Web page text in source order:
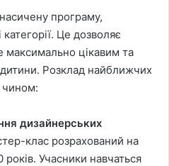
програму,
категорії. Це дозволяє
максимально цікавим та
Розклад найближчих
чином:
дизайнерських
клас розрахований на
років. Учасники навчаться